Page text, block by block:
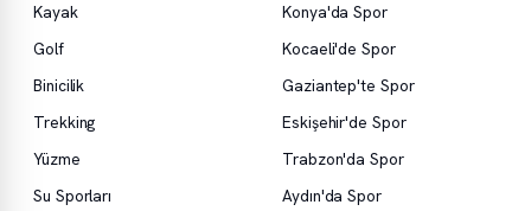
Kayak
Golf
Binicilik
Trekking
Yüzme
Su Sporları
Konya'da Spor
Kocaeli'de Spor
Gaziantep'te Spor
Eskişehir'de Spor
Trabzon'da Spor
Aydın'da Spor